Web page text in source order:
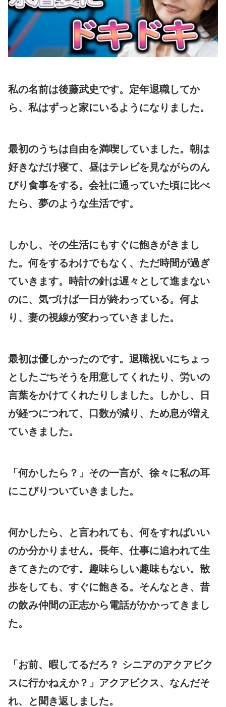
私の名前は後藤武史です。定年退職してか
ら、私はずっと家にいるようになりました。
最初のうちは自由を満喫していました。朝は
好きなだけ寝て、昼はテレビを見ながらのん
びり食事をする。会社に通っていた頃に比べ
たら、夢のような生活です。
しかし、その生活にもすぐに飽きがきまし
た。何をするわけでもなく、ただ時間が過ぎ
ていきます。時計の針は遅々として進まない
のに、気づけば一日が終わっている。何よ
り、妻の視線が変わっていきました。
最初は優しかったのです。退職祝いにちょっ
としたごちそうを用意してくれたり、労いの
言葉をかけてくれたりしました。しかし、日
が経つにつれて、口数が減り、ため息が増え
ていきました。
「何かしたら？」その一言が、徐々に私の耳
にこびりついていきました。
何かしたら、と言われても、何をすればいい
のか分かりません。長年、仕事に追われて生
きてきたのです。趣味らしい趣味もない。散
歩をしても、すぐに飽きる。そんなとき、昔
の飲み仲間の正志から電話がかかってきまし
た。
「お前、暇してるだろ？ シニアのアクアビク
スに行かねえか？」アクアビクス、なんだそ
れ、と聞き返しました。